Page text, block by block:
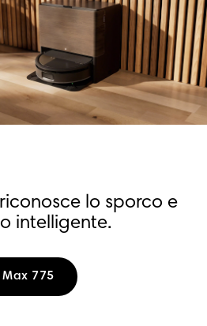
lo sporco e
intelligente.
775